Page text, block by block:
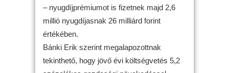
– nyugdíjprémiumot is fizetnek majd 2,6
millió nyugdíjasnak 26 milliárd forint
értékében.
Bánki Erik szerint megalapozottnak
tekinthető, hogy jövő évi költségvetés 5,2